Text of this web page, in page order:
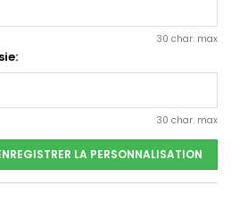
30 char. max
30 char. max
LA PERSONNALISATION